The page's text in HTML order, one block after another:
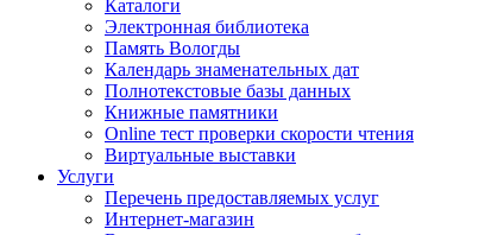
Каталоги
Электронная библиотека
Память Вологды
Календарь знаменательных дат
Полнотекстовые базы данных
Книжные памятники
Online тест проверки скорости чтения
Виртуальные выставки
Услуги
Перечень предоставляемых услуг
Интернет-магазин